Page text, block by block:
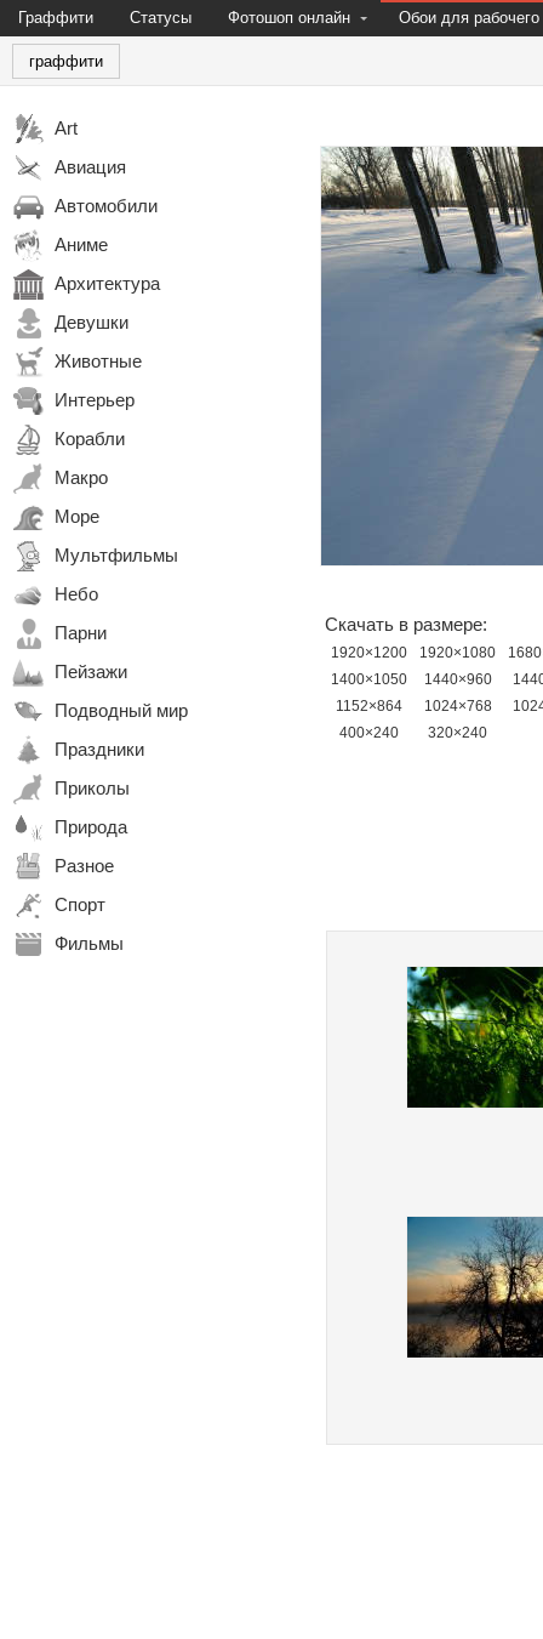
Граффити Статусы Фотошоп онлайн Обои для рабочего
граффити
Art
Авиация
Автомобили
Аниме
Архитектура
Девушки
Животные
Интерьер
Корабли
Макро
Море
Мультфильмы
Небо
Парни
Пейзажи
Подводный мир
Праздники
Приколы
Природа
Разное
Спорт
Фильмы
Скачать в размере:
1920×1200 1920×1080
1400×1050
1440×960
1152×864
1024×768
400×240
320×240